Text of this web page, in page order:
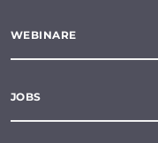
WEBINARE
JOBS